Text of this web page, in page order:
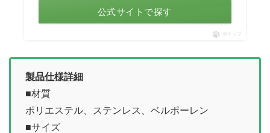
公式サイトで探す
ポチップ
製品仕様詳細
■材質
ポリエステル、ステンレス、ベルポーレン
■サイズ